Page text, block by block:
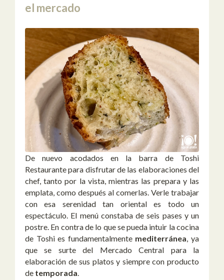
el mercado
De nuevo acodados en la barra de Toshi
Restaurante para disfrutar de las elaboraciones del
chef, tanto por la vista, mientras las prepara y las
emplata, como después al comerlas. Verle trabajar
con esa serenidad tan oriental es todo un
espectáculo. El menú constaba de seis pases y un
postre. En contra de lo que se pueda intuir la cocina
de Toshi es fundamentalmente mediterránea, ya
que se surte del Mercado Central para la
elaboración de sus platos y siempre con producto
de temporada.